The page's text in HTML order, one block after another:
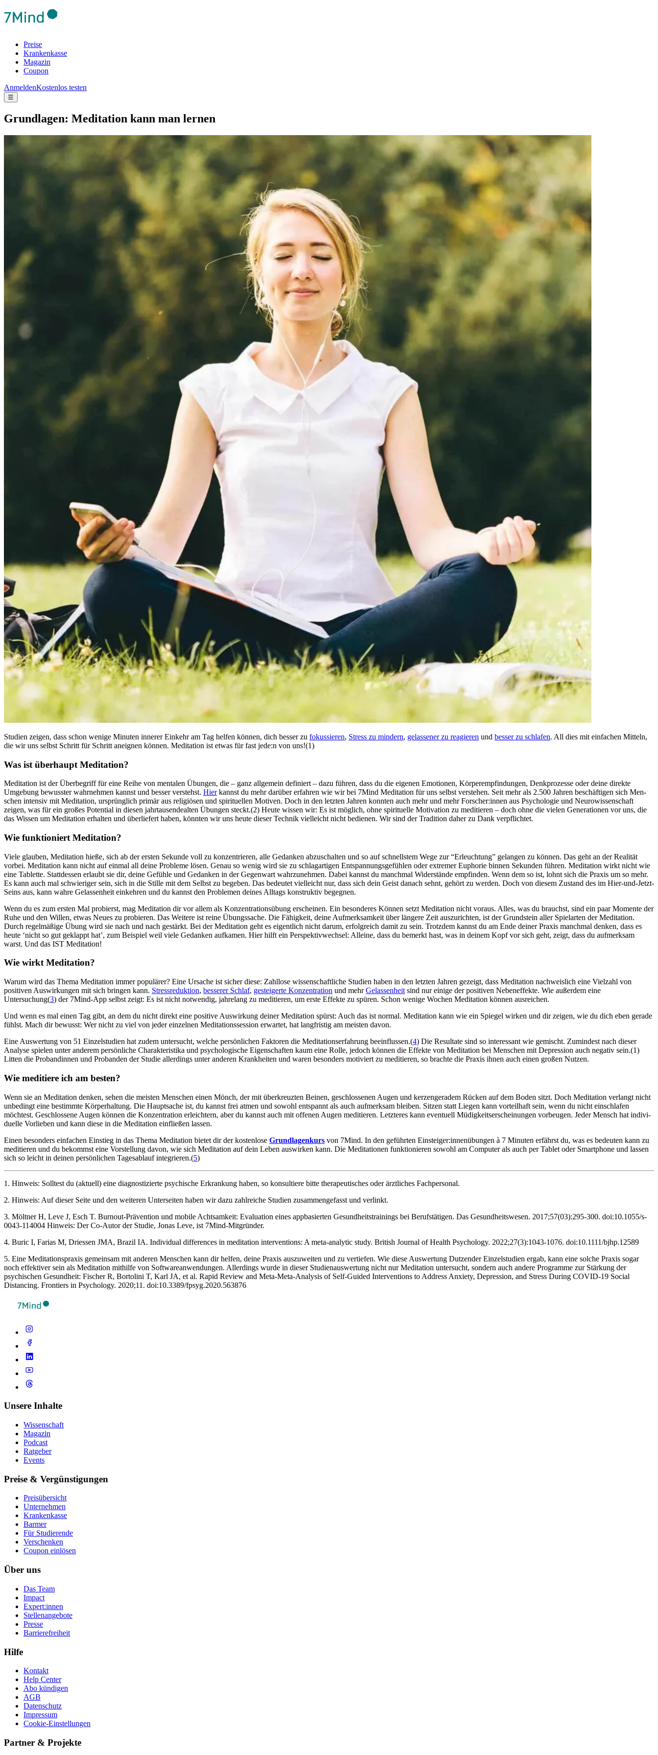
Preise
Krankenkasse
Magazin
Coupon
AnmeldenKostenlos testen
☰
Grund­la­gen: Meditation kann man lernen
Stu­dien zeigen, dass schon wenige Minu­ten inne­rer Ein­kehr am Tag helfen können, dich besser zu fokus­sie­ren, Stress zu min­dern, gelas­se­ner zu reagieren und besser zu schlafen. All dies mit ein­fa­chen Mit­teln,
die wir uns selbst Schritt für Schritt aneignen können. Meditation ist etwas für fast jede:n von uns!(1)
Was ist über­haupt Medi­ta­tion?
Medi­ta­tion ist der Über­be­griff für eine Reihe von men­ta­len Übun­gen, die – ganz all­ge­mein defi­niert – dazu führen, dass du die eige­nen Emotionen, Körperempfindungen, Denk­pro­zesse oder deine direkte
Umgebung bewusster wahrnehmen kannst und besser verstehst. Hierkannst du mehr darüber erfahren wie wir bei 7Mind Meditation für uns selbst verstehen. Seit mehr als 2.500 Jahren beschäf­ti­gen sich Men­
schen inten­siv mit Medi­ta­tion, ursprüng­lich primär aus reli­giö­sen und spi­ri­tu­el­len Moti­ven. Doch in den letz­ten Jahren konn­ten auch mehr und mehr Forscher:innen aus Psy­cho­lo­gie und Neu­ro­wis­sen­schaft
zeigen, was für ein großes Poten­tial in diesen jahr­tau­sen­de­al­ten Übun­gen steckt.(2) Heute wissen wir: Es ist möglich, ohne spirituelle Motivation zu meditieren – doch ohne die vielen Generationen vor uns, die
das Wissen um Meditation erhalten und überliefert haben, könnten wir uns heute dieser Technik vielleicht nicht bedienen. Wir sind der Tradition daher zu Dank verpflichtet.
Wie funk­tio­niert Medi­ta­tion?
Viele glau­ben, Medi­ta­tion hieße, sich ab der ersten Sekunde voll zu kon­zen­trie­ren, alle Gedan­ken abzuschal­ten und so auf schnells­tem Wege zur “Erleuch­tung” gelan­gen zu können. Das geht an der Realität
vorbei. Meditation kann nicht auf einmal all deine Probleme lösen. Genau so wenig wird sie zu schlagartigen Entspannungsgefühlen oder extremer Euphorie binnen Sekunden führen. Meditation wirkt nicht wie
eine Tablette. Stattdessen erlaubt sie dir, deine Gefühle und Gedanken in der Gegenwart wahrzunehmen. Dabei kannst du manchmal Widerstände empfinden. Wenn dem so ist, lohnt sich die Praxis um so mehr.
Es kann auch mal schwieriger sein, sich in die Stille mit dem Selbst zu begeben. Das bedeutet vielleicht nur, dass sich dein Geist danach sehnt, gehört zu werden. Doch von diesem Zustand des im Hier-und-Jetzt-
Seins aus, kann wahre Gelassenheit einkehren und du kannst den Problemen deines Alltags konstruktiv begegnen.
Wenn du es zum ersten Mal probierst, mag Meditation dir vor allem als Konzentrationsübung erscheinen. Ein besonderes Können setzt Meditation nicht voraus. Alles, was du brauchst, sind ein paar Momente der
Ruhe und den Willen, etwas Neues zu pro­bie­ren. Das Wei­tere ist reine Übungs­sa­che. Die Fähig­keit, deine Auf­merk­sam­keit über län­gere Zeit aus­zu­rich­ten, ist der Grund­stein aller Spielarten der Medi­ta­tion.
Durch regel­mä­ßige Übung wird sie nach und nach gestärkt. Bei der Meditation geht es eigentlich nicht darum, erfolgreich damit zu sein. Trotzdem kannst du am Ende deiner Praxis manchmal denken, dass es
heute ‘nicht so gut geklappt hat’, zum Beispiel weil viele Gedanken aufkamen. Hier hilft ein Perspektivwechsel: Alleine, dass du bemerkt hast, was in deinem Kopf vor sich geht, zeigt, dass du aufmerksam
warst. Und das IST Meditation!
Wie wirkt Medi­ta­tion?
Warum wird das Thema Medi­ta­tion immer popu­lä­rer? Eine Ursache ist sicher diese: Zahllose wissenschaftliche Studien haben in den letzten Jahren gezeigt, dass Meditation nachweislich eine Vielzahl von
positiven Auswirkungen mit sich bringen kann. Stress­re­duk­tion, bes­se­rer Schlaf, gestei­gerte Konzentration und mehrGelassenheit sind nur einige der posi­ti­ven Neben­ef­fekte. Wie außerdem eine
Untersuchung(3) der 7Mind-App selbst zeigt: Es ist nicht not­wen­dig, jah­re­lang zu medi­tie­ren, um erste Effekte zu spüren. Schon wenige Wochen Medi­ta­tion können ausreichen.
Und wenn es mal einen Tag gibt, an dem du nicht direkt eine positive Auswirkung deiner Meditation spürst: Auch das ist normal. Meditation kann wie ein Spiegel wirken und dir zeigen, wie du dich eben gerade
fühlst. Mach dir bewusst: Wer nicht zu viel von jeder einzelnen Meditationssession erwartet, hat langfristig am meisten davon.
Eine Auswertung von 51 Einzelstudien hat zudem untersucht, welche persönlichen Faktoren die Meditationserfahrung beeinflussen.(4) Die Resultate sind so interessant wie gemischt. Zumindest nach dieser
Analyse spielen unter anderem persönliche Charakteristika und psychologische Eigenschaften kaum eine Rolle, jedoch können die Effekte von Meditation bei Menschen mit Depression auch negativ sein.(1)
Litten die Probandinnen und Probanden der Studie allerdings unter anderen Krankheiten und waren besonders motiviert zu meditieren, so brachte die Praxis ihnen auch einen großen Nutzen.
Wie medi­tiere ich am besten?
Wenn sie an Medi­ta­tion denken, sehen die meis­ten Men­schen einen Mönch, der mit über­kreuz­ten Beinen, geschlos­se­nen Augen und ker­zen­ge­ra­dem Rücken auf dem Boden sitzt. Doch Medi­ta­tion ver­langt nicht
unbedingt eine bestimmte Kör­per­hal­tung. Die Haupt­sa­che ist, du kannst frei atmen und sowohl ent­spannt als auch auf­merk­sam blei­ben. Sitzen statt Liegen kann vorteilhaft sein, wenn du nicht einschlafen
möchtest. Geschlos­sene Augen können die Kon­zen­tra­tion erleichtern, aber du kannst auch mit offe­nen Augen medi­tie­ren. Letzteres kann eventuell Müdigkeitserscheinungen vorbeugen. Jeder Mensch hat indi­vi­
du­elle Vor­lie­ben und kann diese in die Medi­ta­tion ein­flie­ßen lassen.
Einen beson­ders ein­fa­chen Ein­stieg in das Thema Medi­ta­tion bietet dir der kos­ten­lose Grund­la­gen­kurs von 7Mind. In den geführ­ten Ein­stei­ger:innen­übun­gen à 7 Minu­ten erfährst du, was es bedeu­ten kann zu
medi­tie­ren und du bekommst eine Vor­stel­lung davon, wie sich Medi­ta­tion auf dein Leben aus­wir­ken kann. Die Medi­ta­tio­nen funk­tio­nie­ren sowohl am Computer als auch per Tablet oder Smart­phone und lassen
sich so leicht in deinen persönlichen Tagesablauf integrieren.(5)
1. Hinweis: Solltest du (aktuell) eine diagnostizierte psychische Erkrankung haben, so konsultiere bitte therapeutisches oder ärztliches Fachpersonal.
2. Hinweis: Auf dieser Seite und den weiteren Unterseiten haben wir dazu zahlreiche Studien zusammengefasst und verlinkt.
3. Möltner H, Leve J, Esch T. Burnout-Prävention und mobile Achtsamkeit: Evaluation eines appbasierten Gesundheitstrainings bei Berufstätigen. Das Gesundheitswesen. 2017;57(03):295-300. doi:10.1055/s-
0043-114004 Hinweis: Der Co-Autor der Studie, Jonas Leve, ist 7Mind-Mitgründer.
4. Buric I, Farias M, Driessen JMA, Brazil IA. Individual differences in meditation interventions: A meta‐analytic study. British Journal of Health Psychology. 2022;27(3):1043-1076. doi:10.1111/bjhp.12589
5. Eine Meditationspraxis gemeinsam mit anderen Menschen kann dir helfen, deine Praxis auszuweiten und zu vertiefen. Wie diese Auswertung Dutzender Einzelstudien ergab, kann eine solche Praxis sogar
noch effektiver sein als Meditation mithilfe von Softwareanwendungen. Allerdings wurde in dieser Studienauswertung nicht nur Meditation untersucht, sondern auch andere Programme zur Stärkung der
psychischen Gesundheit: Fischer R, Bortolini T, Karl JA, et al. Rapid Review and Meta-Meta-Analysis of Self-Guided Interventions to Address Anxiety, Depression, and Stress During COVID-19 Social
Distancing. Frontiers in Psychology. 2020;11. doi:10.3389/fpsyg.2020.563876
Unsere Inhalte
Wissenschaft
Magazin
Podcast
Ratgeber
Events
Preise & Vergünstigungen
Preisübersicht
Unternehmen
Krankenkasse
Barmer
Für Studierende
Ver­schen­ken
Coupon einlösen
Über uns
Das Team
Impact
Expert:innen
Stellenangebote
Presse
Barrierefreiheit
Hilfe
Kontakt
Help Center
Abo kündigen
AGB
Datenschutz
Impressum
Cookie-Einstellungen
Partner & Projekte